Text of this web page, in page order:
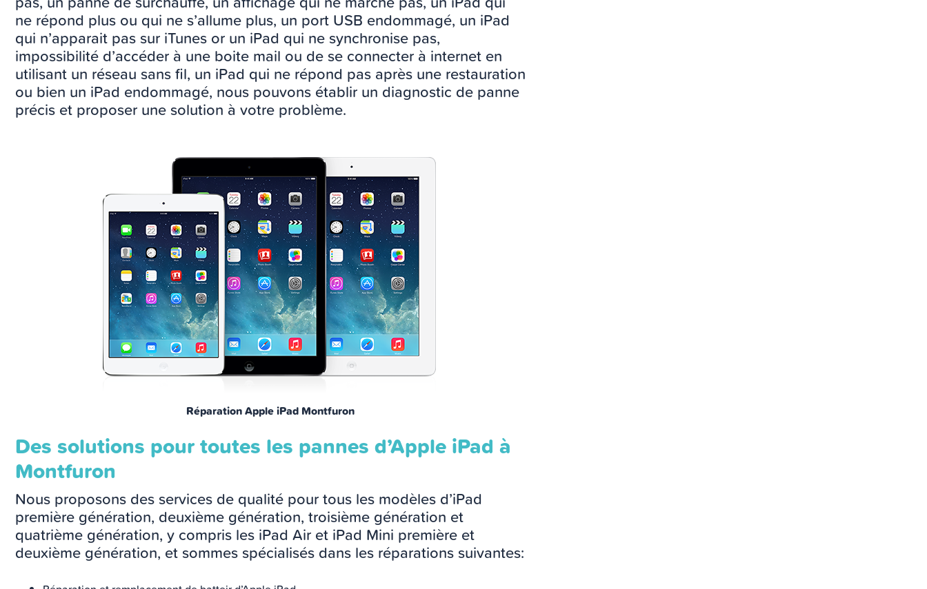
ne répond plus ou qui ne s’allume plus, un port USB endommagé, un iPad
qui n’apparait pas sur iTunes or un iPad qui ne synchronise pas,
impossibilité d’accéder à une boite mail ou de se connecter à internet en
utilisant un réseau sans fil, un iPad qui ne répond pas après une restauration
ou bien un iPad endommagé, nous pouvons établir un diagnostic de panne
précis et proposer une solution à votre problème.
Réparation Apple iPad Montfuron
Des solutions pour toutes les pannes d’Apple iPad à
Montfuron
Nous proposons des services de qualité pour tous les modèles d’iPad
première génération, deuxième génération, troisième génération et
quatrième génération, y compris les iPad Air et iPad Mini première et
deuxième génération, et sommes spécialisés dans les réparations suivantes: